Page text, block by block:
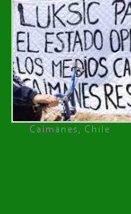
Caimanes, Chile